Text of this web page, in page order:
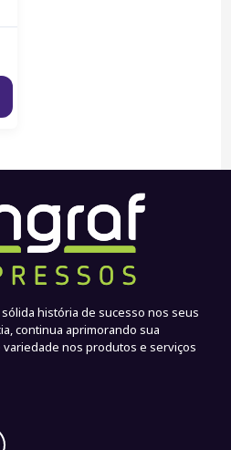
história de sucesso nos seus
continua aprimorando sua
nos produtos e serviços